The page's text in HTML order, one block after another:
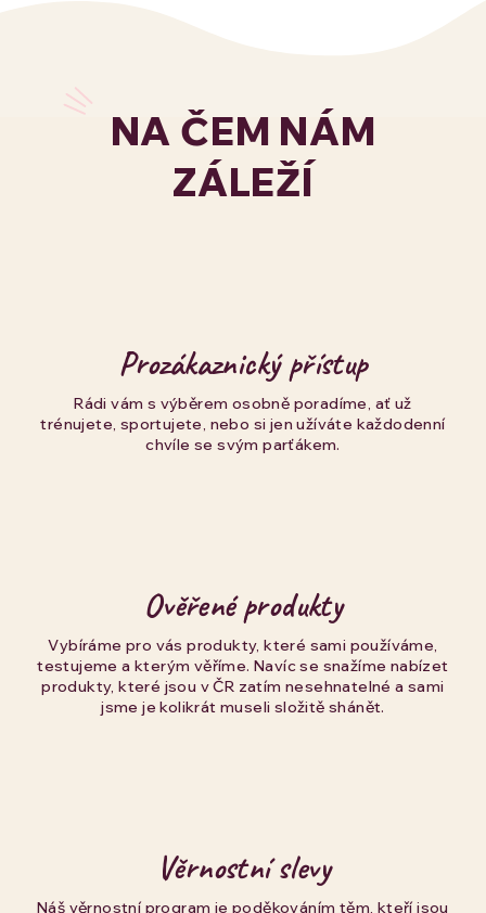
NA ČEM NÁM
ZÁLEŽÍ
Prozákaznický přístup
Rádi vám s výběrem osobně poradíme, ať už
trénujete, sportujete, nebo si jen užíváte každodenní
chvíle se svým parťákem.
Ověřené produkty
Vybíráme pro vás produkty, které sami používáme,
testujeme a kterým věříme. Navíc se snažíme nabízet
produkty, které jsou v ČR zatím nesehnatelné a sami
jsme je kolikrát museli složitě shánět.
Věrnostní slevy
Náš věrnostní program je poděkováním těm, kteří jsou